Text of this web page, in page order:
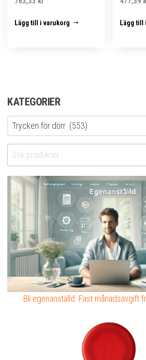
Lägg till i varukorg Lägg till
KATEGORIER
Trycken för dörr (553)
Sök
efter:
Bli egenanställd. Fast månadsavgift